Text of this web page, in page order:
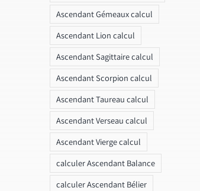
Ascendant Gémeaux calcul
Ascendant Lion calcul
Ascendant Sagittaire calcul
Ascendant Scorpion calcul
Ascendant Taureau calcul
Ascendant Verseau calcul
Ascendant Vierge calcul
calculer Ascendant Balance
calculer Ascendant Bélier